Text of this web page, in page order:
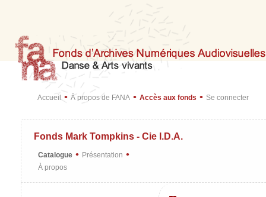
Accueil • À propos de FANA • Accès aux fonds • Se connecter
Fonds Mark Tompkins - Cie I.D.A.
Catalogue • Présentation •
À propos